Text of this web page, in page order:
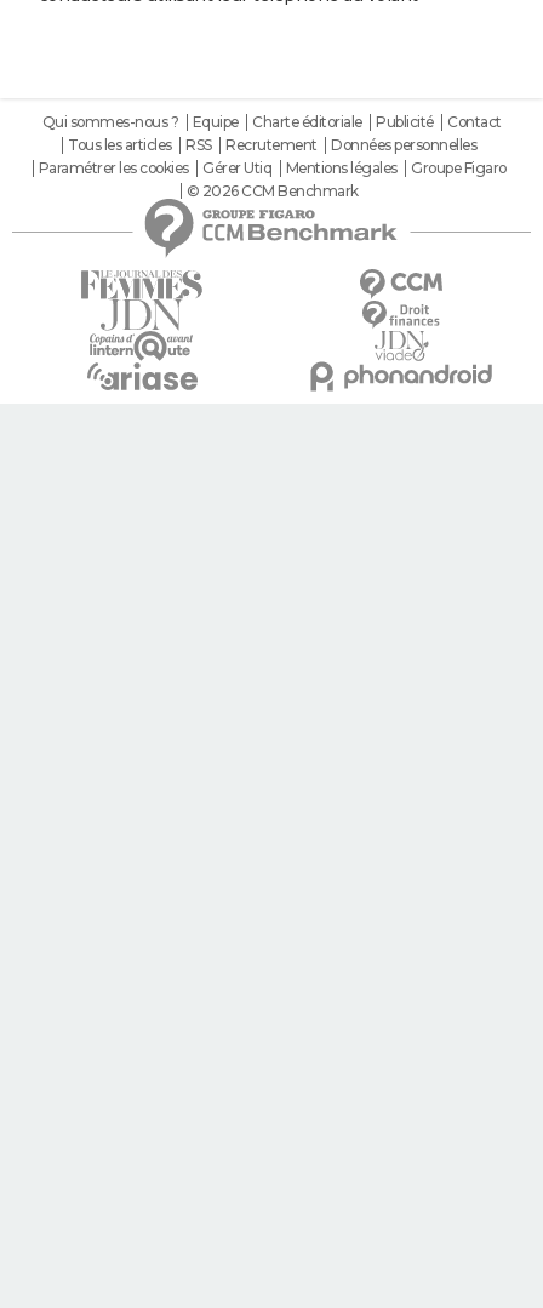
Qui sommes-nous ? Equipe Charte éditoriale Publicité
Contact
Tous les articles
RSS Recrutement
Données personnelles
Paramétrer les cookies
Gérer Utiq Mentions légales
Groupe Figaro
© 2026 CCM Benchmark